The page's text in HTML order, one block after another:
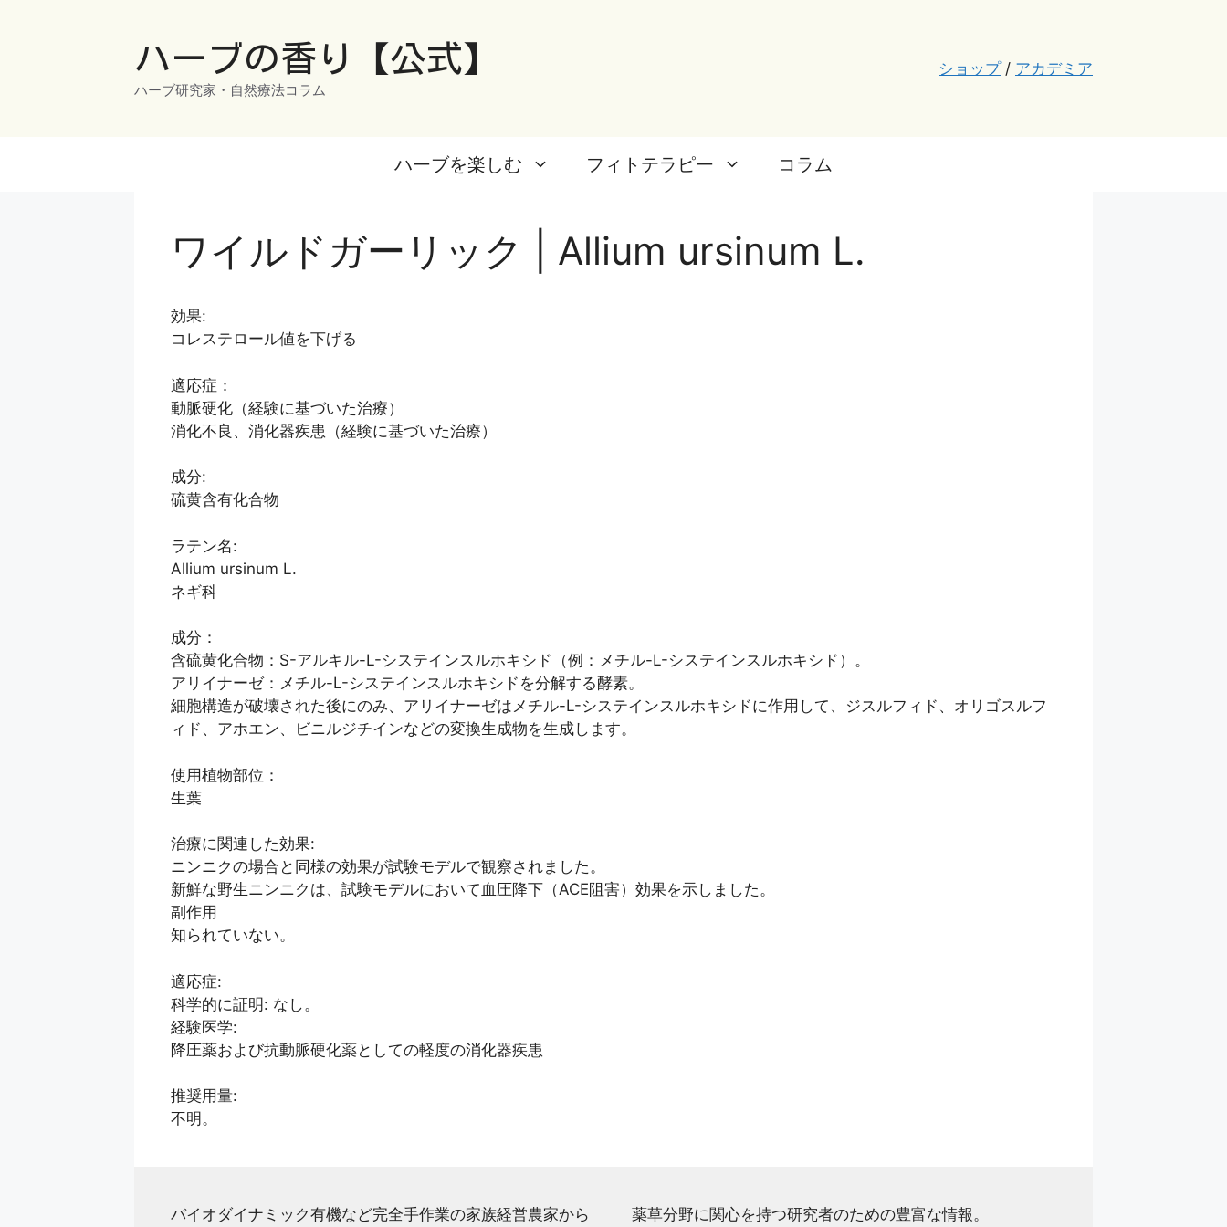
ハーブの香り【公式】
ハーブ研究家・自然療法コラム
ショップ/ アカデミア
ハーブを楽しむ フィトテラピー コラム
ワイルドガーリック | Allium ursinum L.
効果:
コレステロール値を下げる
適応症：
動脈硬化（経験に基づいた治療）
消化不良、消化器疾患（経験に基づいた治療）
成分:
硫黄含有化合物
ラテン名:
Allium ursinum L.
ネギ科
成分：
含硫黄化合物：S-アルキル-L-システインスルホキシド（例：メチル-L-システインスルホキシド）。
アリイナーゼ：メチル-L-システインスルホキシドを分解する酵素。
細胞構造が破壊された後にのみ、アリイナーゼはメチル-L-システインスルホキシドに作用して、ジスルフィド、オリゴスルフ
ィド、アホエン、ビニルジチインなどの変換生成物を生成します。
使用植物部位：
生葉
治療に関連した効果:
ニンニクの場合と同様の効果が試験モデルで観察されました。
新鮮な野生ニンニクは、試験モデルにおいて血圧降下（ACE阻害）効果を示しました。
副作用
知られていない。
適応症:
科学的に証明: なし。
経験医学:
降圧薬および抗動脈硬化薬としての軽度の消化器疾患
推奨用量:
不明。
バイオダイナミック有機など完全手作業の家族経営農家から 薬草分野に関心を持つ研究者のための豊富な情報。